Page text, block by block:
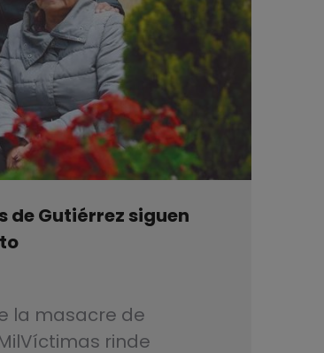
de Gutiérrez siguen
la masacre de
rinde